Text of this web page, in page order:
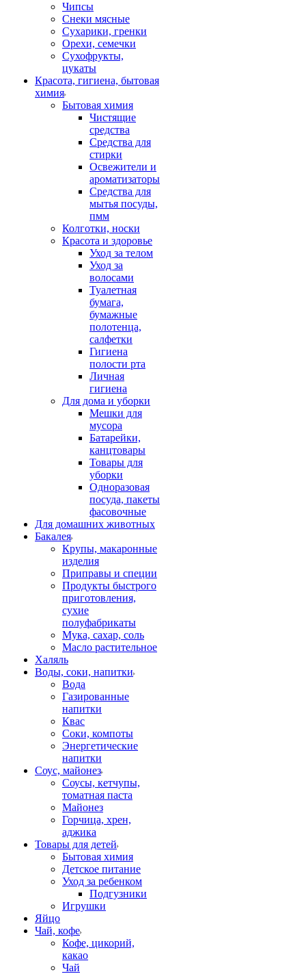
Чипсы
Снеки мясные
Сухарики, гренки
Орехи, семечки
Сухофрукты,
цукаты
Красота, гигиена, бытовая
химия
Бытовая химия
Чистящие
средства
Средства для
стирки
Освежители и
ароматизаторы
Средства для
мытья посуды,
пмм
Колготки, носки
Красота и здоровье
Уход за телом
Уход за
волосами
Туалетная
бумага,
бумажные
полотенца,
салфетки
Гигиена
полости рта
Личная
гигиена
Для дома и уборки
Мешки для
мусора
Батарейки,
канцтовары
Товары для
уборки
Одноразовая
посуда, пакеты
фасовочные
Для домашних животных
Бакалея
Крупы, макаронные
изделия
Приправы и специи
Продукты быстрого
приготовления,
сухие
полуфабрикаты
Мука, сахар, соль
Масло растительное
Халяль
Воды, соки, напитки
Вода
Газированные
напитки
Квас
Соки, компоты
Энергетические
напитки
Соус, майонез
Соусы, кетчупы,
томатная паста
Майонез
Горчица, хрен,
аджика
Товары для детей
Бытовая химия
Детское питание
Уход за ребенком
Подгузники
Игрушки
Яйцо
Чай, кофе
Кофе, цикорий,
какао
Чай